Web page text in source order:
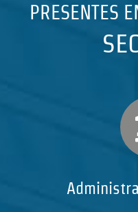
PRESENTES